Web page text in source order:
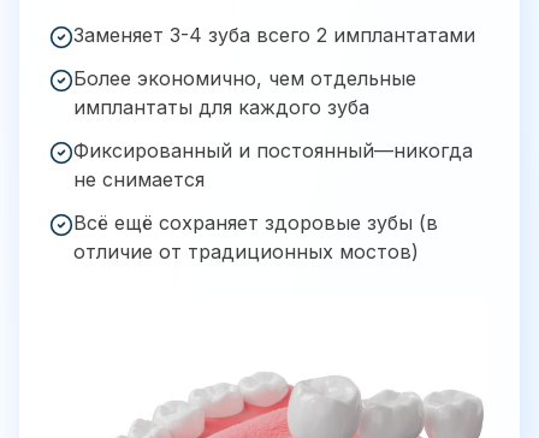
Заменяет 3-4 зуба всего 2 имплантатами
Более экономично, чем отдельные
имплантаты для каждого зуба
Фиксированный и постоянный—никогда
не снимается
Всё ещё сохраняет здоровые зубы (в
отличие от традиционных мостов)